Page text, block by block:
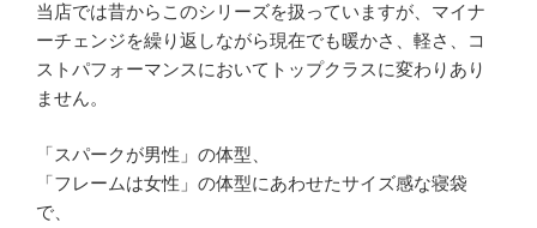
当店では昔からこのシリーズを扱っていますが、マイナ
ーチェンジを繰り返しながら現在でも暖かさ、軽さ、コ
ストパフォーマンスにおいてトップクラスに変わりあり
ません。
「スパークが男性」の体型、
「フレームは女性」の体型にあわせたサイズ感な寝袋
で、